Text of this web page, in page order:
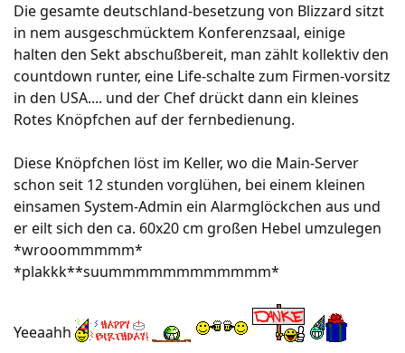
Die gesamte deutschland-besetzung von Blizzard sitzt
in nem ausgeschmücktem Konferenzsaal, einige
halten den Sekt abschußbereit, man zählt kollektiv den
countdown runter, eine Life-schalte zum Firmen-vorsitz
in den USA.... und der Chef drückt dann ein kleines
Rotes Knöpfchen auf der fernbedienung.
Diese Knöpfchen löst im Keller, wo die Main-Server
schon seit 12 stunden vorglühen, bei einem kleinen
einsamen System-Admin ein Alarmglöckchen aus und
er eilt sich den ca. 60x20 cm großen Hebel umzulegen
*wrooommmmm*
*plakkk**suummmmmmmmmmmm*
Yeeaahh